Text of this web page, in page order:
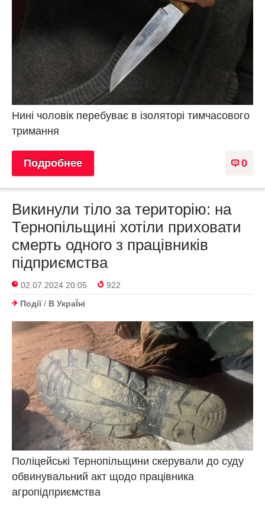
Нині чоловік перебуває в ізоляторі тимчасового
тримання
0
Подробнее
Викинули тіло за територію: на
Тернопільщині хотіли приховати
смерть одного з працівників
підприємства
02.07.2024 20:05
922
Події/ В УкраЇнi
Поліцейські Тернопільщини скерували до суду
обвинувальний акт щодо працівника
агропідприємства